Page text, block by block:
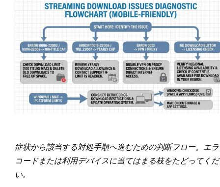
症状から該当する対処手順へ進むための判断フロー。エ
コードまたは利用デバイスに当てはまる枝をたどってく
い。